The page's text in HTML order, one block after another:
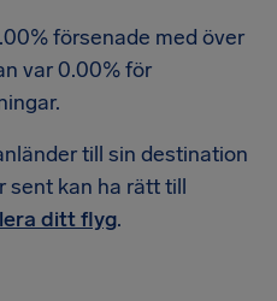
försenade med över
var 0.00% för
till sin destination
sent kan ha rätt till
ditt flyg.